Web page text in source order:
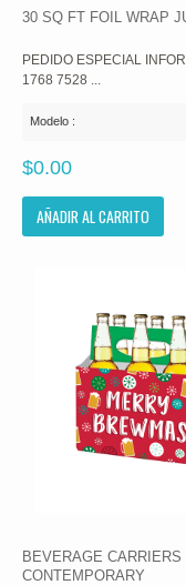
30 SQ FT FOIL WRAP
PEDIDO ESPECIAL
1768 7528 ...
Modelo :
$0.00
AÑADIR AL CARRITO
BEVERAGE CARRIERS
CONTEMPORARY